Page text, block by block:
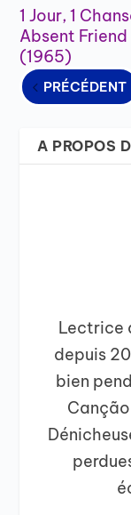
1 Jour, 1
Absent Friend
(1965)
PRÉCÉDENT
A PROPOS
Lectrice
depuis
bien